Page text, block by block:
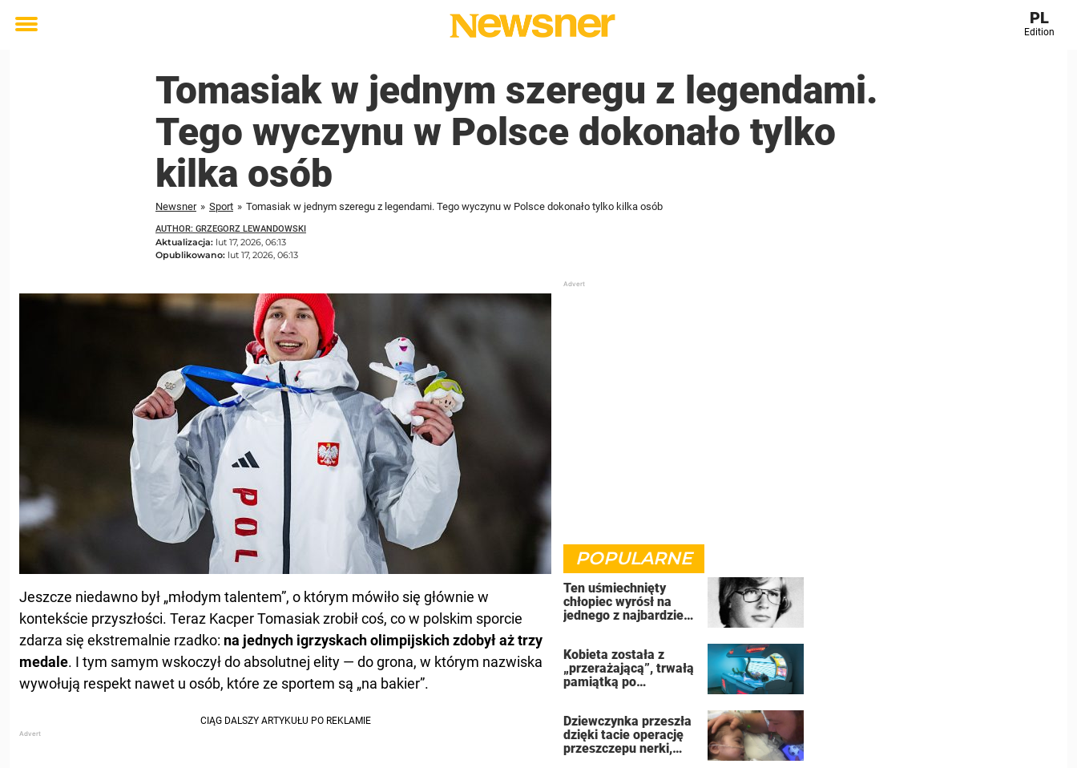
Toggle
PL
Edition
Tomasiak w jednym szeregu z legendami.
Tego wyczynu w Polsce dokonało tylko
kilka osób
Newsner » Sport » Tomasiak w jednym szeregu z legendami. Tego wyczynu w Polsce dokonało tylko kilka osób
AUTHOR: GRZEGORZ LEWANDOWSKI
Aktualizacja: lut 17, 2026, 06:13
Opublikowano: lut 17, 2026, 06:13
Jeszcze niedawno był „młodym talentem”, o którym mówiło się głównie w
kontekście przyszłości. Teraz Kacper Tomasiak zrobił coś, co w polskim sporcie
zdarza się ekstremalnie rzadko: na jednych igrzyskach olimpijskich zdobył aż trzy
medale. I tym samym wskoczył do absolutnej elity — do grona, w którym nazwiska
wywołują respekt nawet u osób, które ze sportem są „na bakier”.
POPULARNE
Ten uśmiechnięty
chłopiec wyrósł na
jednego z najbardziej
Kobieta została z
„przerażającą”, trwałą
pamiątką po
Dziewczynka przeszła
dzięki tacie operację
przeszczepu nerki,